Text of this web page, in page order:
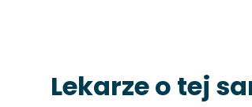
Lekarze o tej